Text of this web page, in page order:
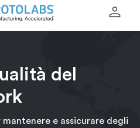
person
del
e assicurare degli